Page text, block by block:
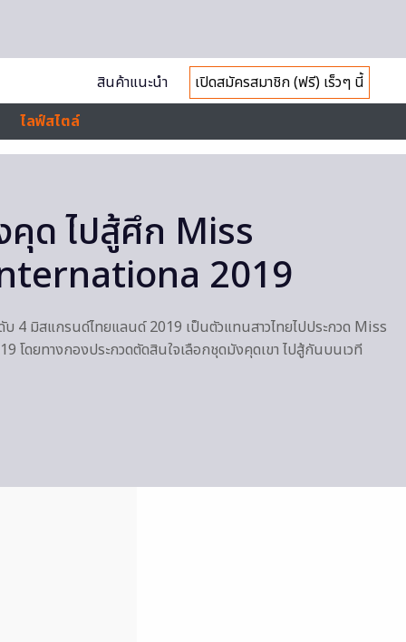
สินค้าแนะนำ
เปิดสมัครสมาชิก (ฟรี) เร็วๆ นี้
ไลฟ์สไตล์
คุด ไปสู้ศึก Miss
2019
4 มิสแกรนด์ไทยแลนด์ 2019 เป็นตัวแทนสาวไทยไปประกวด Miss
ดยทางกองประกวดตัดสินใจเลือกชุดมังคุดเขา ไปสู้กันบนเวที